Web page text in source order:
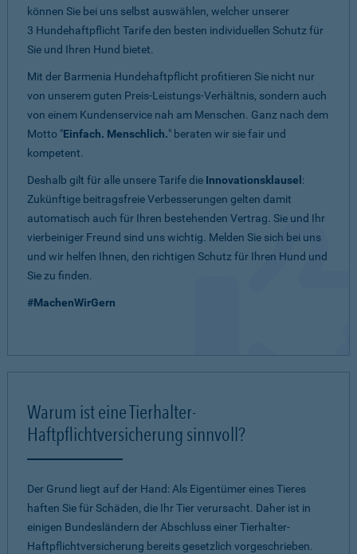
können Sie bei uns selbst auswählen, welcher unserer
3 Hundehaftpflicht Tarife den besten individuellen Schutz für
Sie und Ihren Hund bietet.
Mit der Barmenia Hundehaftpflicht profitieren Sie nicht nur
von unserem guten Preis-Leistungs-Verhältnis, sondern auch
von einem Kundenservice nah am Menschen. Ganz nach dem
Motto "Einfach. Menschlich." beraten wir sie fair und
kompetent.
Deshalb gilt für alle unsere Tarife die Innovationsklausel :
Zukünftige beitragsfreie Verbesserungen gelten damit
automatisch auch für Ihren bestehenden Vertrag. Sie und Ihr
vierbeiniger Freund sind uns wichtig. Melden Sie sich bei uns
und wir helfen Ihnen, den richtigen Schutz für Ihren Hund und
Sie zu finden.
#MachenWirGern
Warum ist eine Tierhalter-
Haftpflichtversicherung sinnvoll?
Der Grund liegt auf der Hand: Als Eigentümer eines Tieres
haften Sie für Schäden, die Ihr Tier verursacht. Daher ist in
einigen Bundesländern der Abschluss einer Tierhalter-
Haftpflichtversicherung bereits gesetzlich vorgeschrieben.